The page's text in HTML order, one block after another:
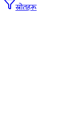
स्रोतहरू